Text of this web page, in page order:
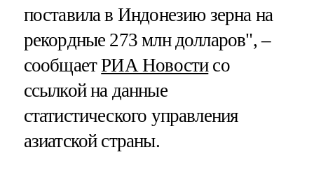
поставила в Индонезию зерна на
рекордные 273 млн долларов", –
сообщаетРИА Новостисо
ссылкой на данные
статистического управления
азиатской страны.